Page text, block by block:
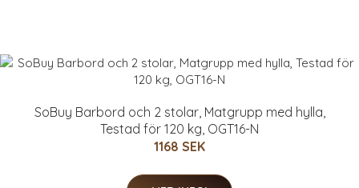
SoBuy Barbord och 2 stolar, Matgrupp med hylla,
Testad för 120 kg, OGT16-N
1168 SEK